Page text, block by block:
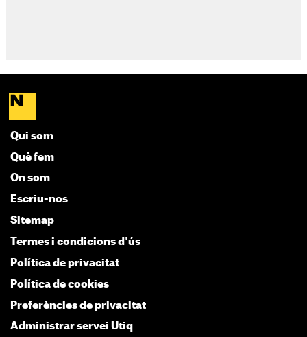
Qui som
Què fem
On som
Escriu-nos
Sitemap
Termes i condicions d'ús
Política de privacitat
Política de cookies
Preferències de privacitat
Administrar servei Utiq